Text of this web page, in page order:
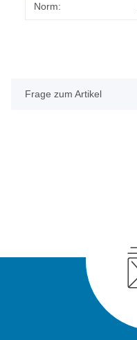
Norm:
Frage zum Artikel